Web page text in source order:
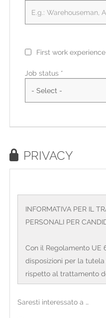
First work experience
Job status *
PRIVACY
INFORMATIVA PER IL
PERSONALI PER
Con il Regolamento UE
disposizioni per la
rispetto al trattamento
S.p.a. Agenzia per il
Sempione, 4 – 20154
Saresti interessato a …